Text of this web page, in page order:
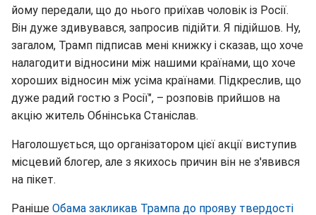
йому передали, що до нього приїхав чоловік із Росії.
Він дуже здивувався, запросив підійти. Я підійшов. Ну,
загалом, Трамп підписав мені книжку і сказав, що хоче
налагодити відносини між нашими країнами, що хоче
хороших відносин між усіма країнами. Підкреслив, що
дуже радий гостю з Росії", – розповів прийшов на
акцію житель Обнінська Станіслав.
Наголошується, що організатором цієї акції виступив
місцевий блогер, але з якихось причин він не з'явився
на пікет.
Раніше Обама закликав Трампа до прояву твердості